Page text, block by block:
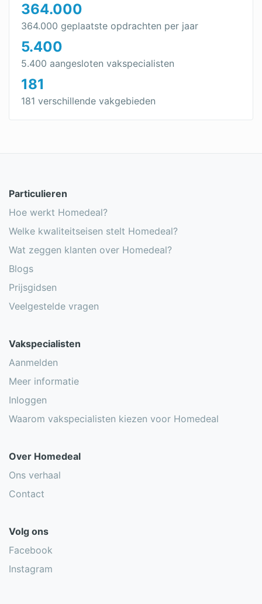
364.000
364.000 geplaatste opdrachten per jaar
5.400
5.400 aangesloten vakspecialisten
181
181 verschillende vakgebieden
Particulieren
Hoe werkt Homedeal?
Welke kwaliteitseisen stelt Homedeal?
Wat zeggen klanten over Homedeal?
Blogs
Prijsgidsen
Veelgestelde vragen
Vakspecialisten
Aanmelden
Meer informatie
Inloggen
Waarom vakspecialisten kiezen voor Homedeal
Over Homedeal
Ons verhaal
Contact
Volg ons
Facebook
Instagram